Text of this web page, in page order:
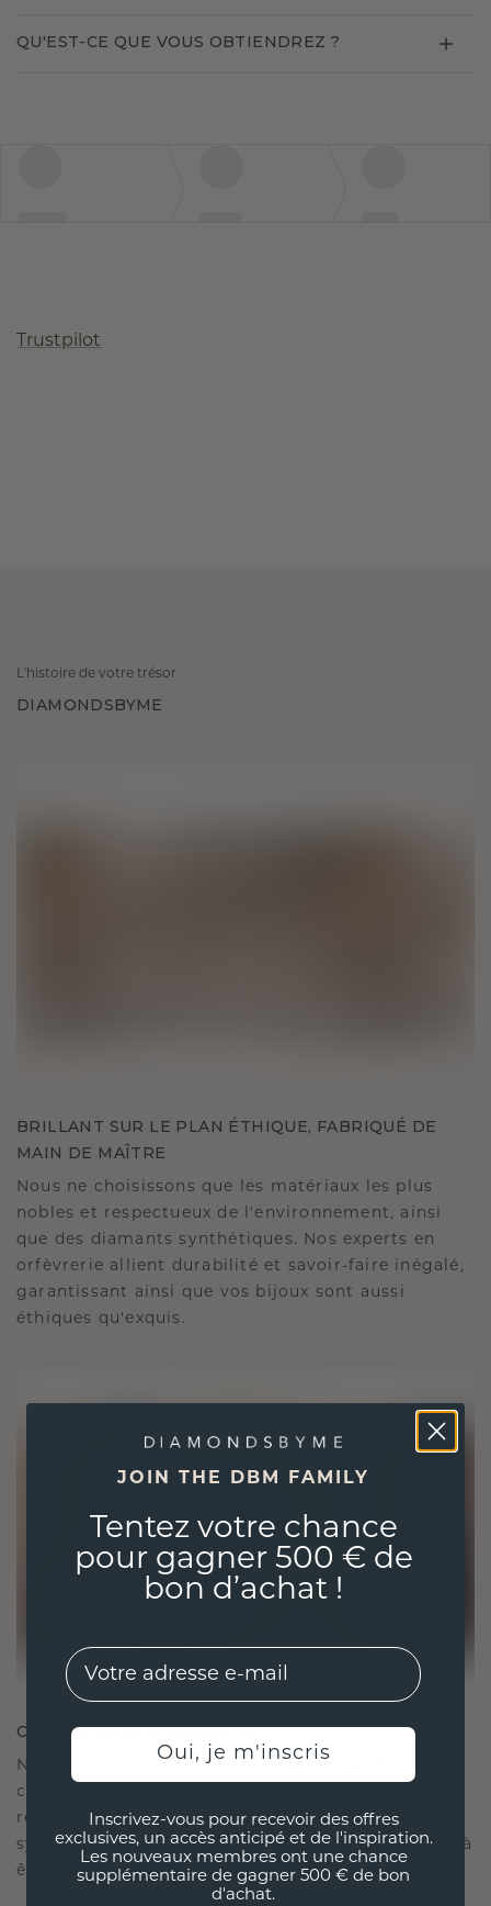
QU'EST-CE QUE VOUS OBTIENDREZ ?
Trustpilot
L'histoire de votre trésor
DIAMONDSBYME
BRILLANT SUR LE PLAN ÉTHIQUE, FABRIQUÉ DE
MAIN DE MAÎTRE
Nous ne choisissons que les matériaux les plus
nobles et respectueux de l'environnement, ainsi
que des diamants synthétiques. Nos experts en
orfèvrerie allient durabilité et savoir-faire inégalé,
garantissant ainsi que vos bijoux sont aussi
éthiques qu'exquis.
CRÉÉ POUR LA CONNEXION
Notre philosophie en matière de design est de
créer des liens, chaque pièce étant conçue pour
résister à l'épreuve du temps. Elle devient votre
symbole d'amour et de moments chéris, destinée à
être portée et chérie pour toujours.
JOIN THE DBM FAMILY
Tentez votre chance
pour gagner 500 € de
bon d’achat !
EMail
Oui, je m'inscris
Inscrivez-vous pour recevoir des offres
exclusives, un accès anticipé et de l'inspiration.
Les nouveaux membres ont une chance
supplémentaire de gagner 500 € de bon
d'achat.